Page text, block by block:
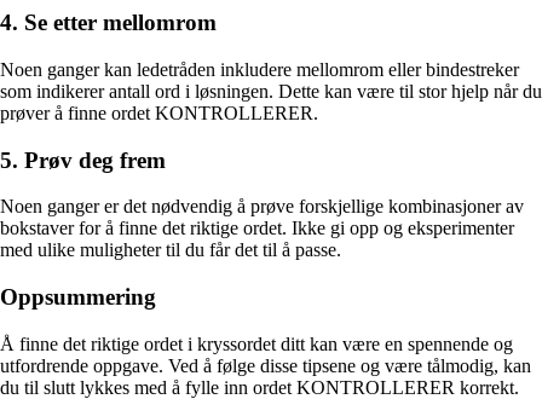
4. Se etter mellomrom
Noen ganger kan ledetråden inkludere mellomrom eller bindestreker
som indikerer antall ord i løsningen. Dette kan være til stor hjelp når du
prøver å finne ordet KONTROLLERER.
5. Prøv deg frem
Noen ganger er det nødvendig å prøve forskjellige kombinasjoner av
bokstaver for å finne det riktige ordet. Ikke gi opp og eksperimenter
med ulike muligheter til du får det til å passe.
Oppsummering
Å finne det riktige ordet i kryssordet ditt kan være en spennende og
utfordrende oppgave. Ved å følge disse tipsene og være tålmodig, kan
du til slutt lykkes med å fylle inn ordet KONTROLLERER korrekt.